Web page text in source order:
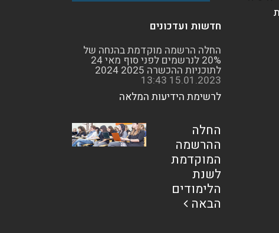
חדשות ועדכונים
לרשימת הידיעות המלאה
החלה
ההרשמה
לשנת
הלימודים
הבאה
האתר עוצב ע"י: סטודיו בהיר | האתר הוקם ע"י: אקטיביטק